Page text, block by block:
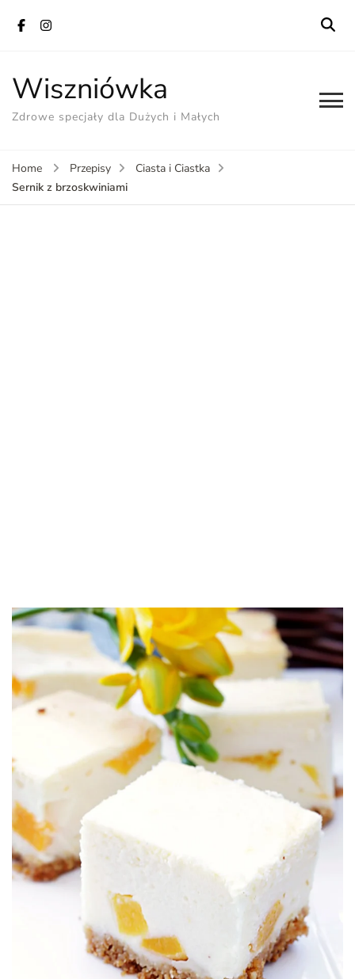
Wiszniówka
Zdrowe specjały dla Dużych i Małych
Home Przepisy
Ciasta i Ciastka
Sernik z brzoskwiniami